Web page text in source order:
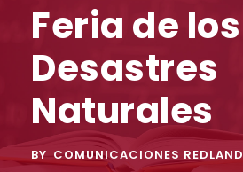
Feria de los
Desastres
Naturales
BY COMUNICACIONES REDLAND